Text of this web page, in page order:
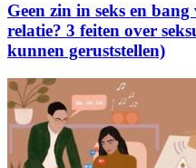
Geen zin in seks en
relatie? 3 feiten over
kunnen geruststellen)